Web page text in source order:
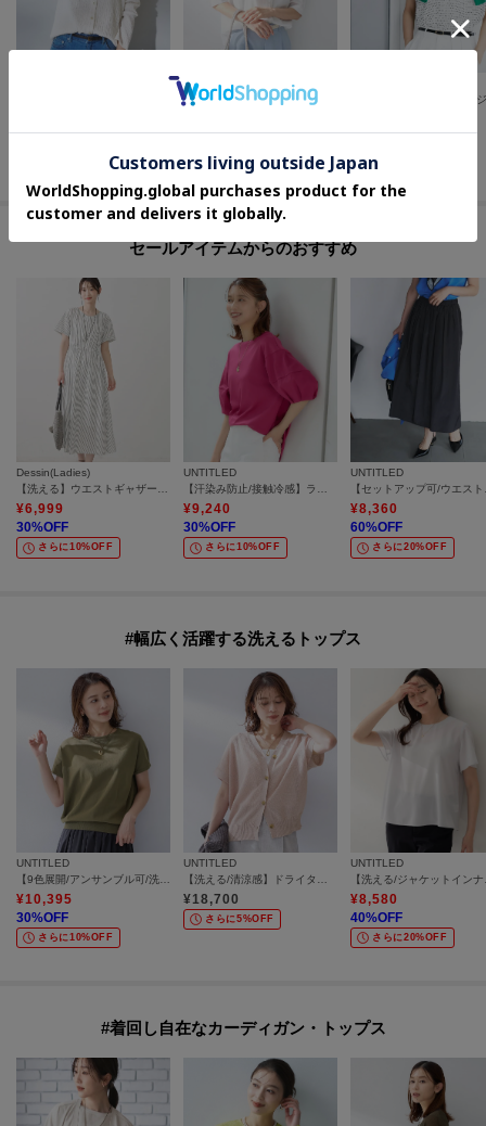
50%OFF
さらに15%OFF
UNTITLED
30%OFF
さらに10%OFF
30%OFF
セールアイテムからのおすすめ
Dessin(Ladies)
【洗える】ウエストギャザーリネン混ワンピース
¥6,999
30%OFF
さらに10%OFF
UNTITLED
【汗染み防止/接触冷感】ランタンスリーブプルオーバー
¥9,240
30%OFF
さらに10%OFF
UNTITLED
【セッ
¥8,360
60%OFF
さらに20%OFF
#幅広く活躍する洗えるトップス
UNTITLED
¥10,395
30%OFF
さらに10%OFF
UNTITLED
¥18,700
さらに5%OFF
UNTITLED
¥8,580
40%OFF
さらに20%OFF
#着回し自在なカーディガン・トップス